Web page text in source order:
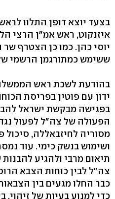
בצעד יוצא דופן התלוו
איזנקוט, ראש אמ"ן הרצי
יוסי כהן. כמו כן הצטרף
ששימש כמתורגמן הרשמי
בהודעת לשכת ראש
ידון עם פוטין בפריסת
בפגישה מבקשת ישראל
הפעולה של צה"ל לפעול
מסוריה לחיזבאללה, סיכול
ושימוש בנשק כימי. עוד
תיאום מרבי ולהגיע להבנות
צה"ל לבין כוחות הצבא
כבר החלו מגעים בין
כדי למנוע בעיות של זיהוי,